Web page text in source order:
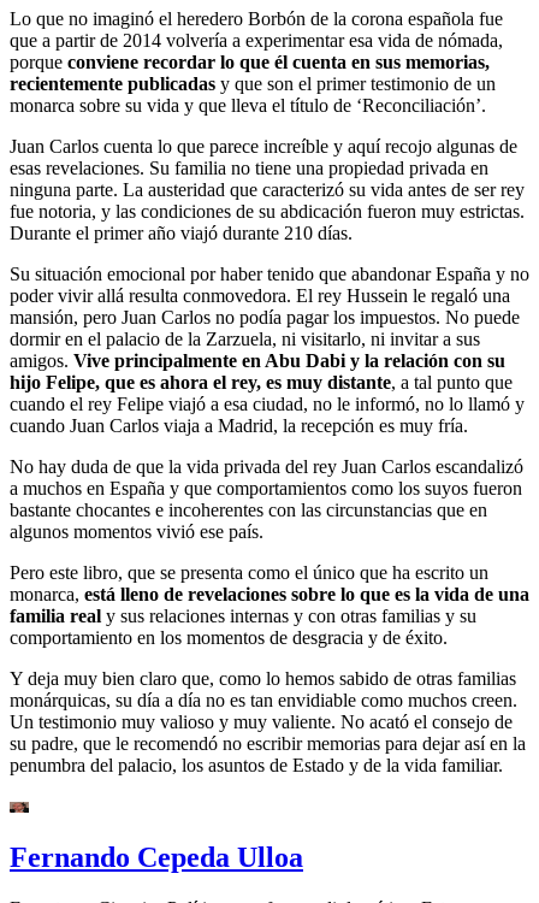
Lo que no imaginó el heredero Borbón de la corona española fue
que a partir de 2014 volvería a experimentar esa vida de nómada,
porque conviene recordar lo que él cuenta en sus memorias,
recientemente publicadas y que son el primer testimonio de un
monarca sobre su vida y que lleva el título de ‘Reconciliación’.
Juan Carlos cuenta lo que parece increíble y aquí recojo algunas de
esas revelaciones. Su familia no tiene una propiedad privada en
ninguna parte. La austeridad que caracterizó su vida antes de ser rey
fue notoria, y las condiciones de su abdicación fueron muy estrictas.
Durante el primer año viajó durante 210 días.
Su situación emocional por haber tenido que abandonar España y no
poder vivir allá resulta conmovedora. El rey Hussein le regaló una
mansión, pero Juan Carlos no podía pagar los impuestos. No puede
dormir en el palacio de la Zarzuela, ni visitarlo, ni invitar a sus
amigos. Vive principalmente en Abu Dabi y la relación con su
hijo Felipe, que es ahora el rey, es muy distante, a tal punto que
cuando el rey Felipe viajó a esa ciudad, no le informó, no lo llamó y
cuando Juan Carlos viaja a Madrid, la recepción es muy fría.
No hay duda de que la vida privada del rey Juan Carlos escandalizó
a muchos en España y que comportamientos como los suyos fueron
bastante chocantes e incoherentes con las circunstancias que en
algunos momentos vivió ese país.
Pero este libro, que se presenta como el único que ha escrito un
monarca, está lleno de revelaciones sobre lo que es la vida de una
familia real y sus relaciones internas y con otras familias y su
comportamiento en los momentos de desgracia y de éxito.
Y deja muy bien claro que, como lo hemos sabido de otras familias
monárquicas, su día a día no es tan envidiable como muchos creen.
Un testimonio muy valioso y muy valiente. No acató el consejo de
su padre, que le recomendó no escribir memorias para dejar así en la
penumbra del palacio, los asuntos de Estado y de la vida familiar.
Fernando Cepeda Ulloa